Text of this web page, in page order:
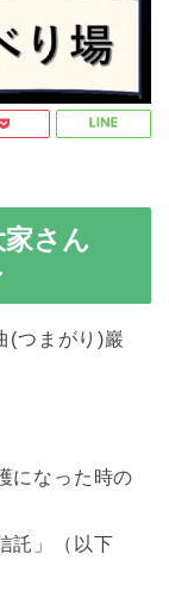
さん
(つまがり)巖
になった時の
託」（以下